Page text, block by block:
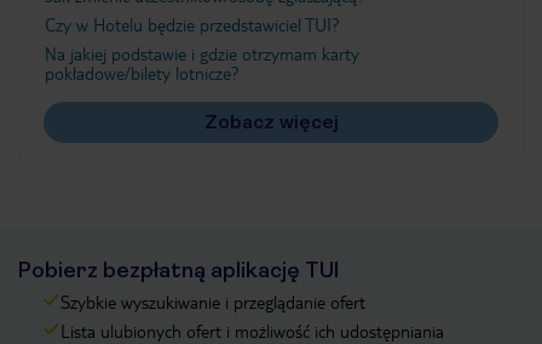
Czy w Hotelu będzie przedstawiciel TUI?
Na jakiej podstawie i gdzie otrzymam karty
pokładowe/bilety lotnicze?
Zobacz więcej
Pobierz bezpłatną aplikację TUI
Szybkie wyszukiwanie i przeglądanie ofert
Lista ulubionych ofert i możliwość ich udostępniania